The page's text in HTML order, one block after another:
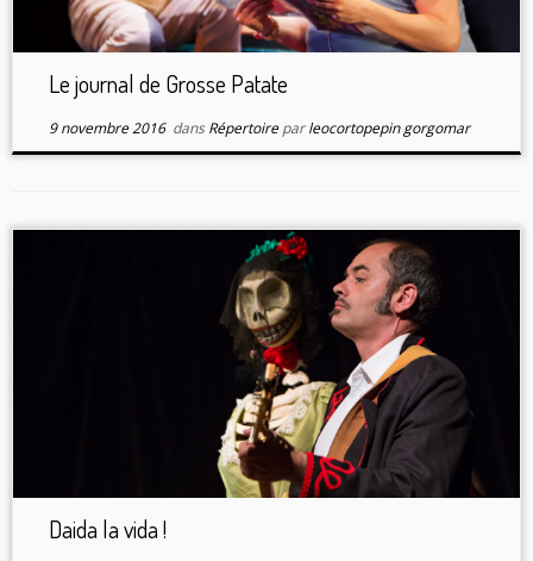
Le journal de Grosse Patate
9 novembre 2016dansRépertoireparleocortopepin gorgomar
Daida la vida !